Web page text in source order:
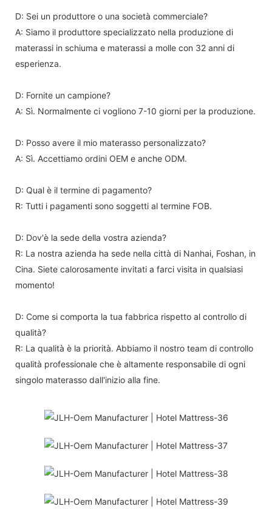
D: Sei un produttore o una società commerciale?
A: Siamo il produttore specializzato nella produzione di
materassi in schiuma e materassi a molle con 32 anni di
esperienza.
D: Fornite un campione?
A: Sì. Normalmente ci vogliono 7-10 giorni per la produzione.
D: Posso avere il mio materasso personalizzato?
A: Sì. Accettiamo ordini OEM e anche ODM.
D: Qual è il termine di pagamento?
R: Tutti i pagamenti sono soggetti al termine FOB.
D: Dov'è la sede della vostra azienda?
R: La nostra azienda ha sede nella città di Nanhai, Foshan, in
Cina. Siete calorosamente invitati a farci visita in qualsiasi
momento!
D: Come si comporta la tua fabbrica rispetto al controllo di
qualità?
R: La qualità è la priorità. Abbiamo il nostro team di controllo
qualità professionale che è altamente responsabile di ogni
singolo materasso dall'inizio alla fine.